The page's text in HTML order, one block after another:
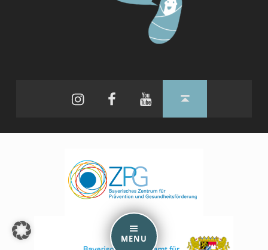
MENU
FacebookYouTubeBack to top ↑